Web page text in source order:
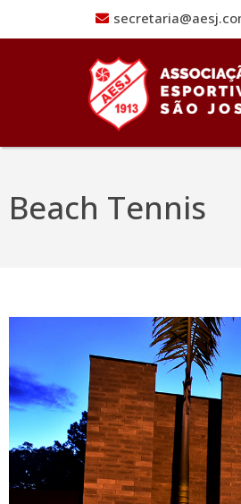
Pular para o conteúdo
Beach Tennis